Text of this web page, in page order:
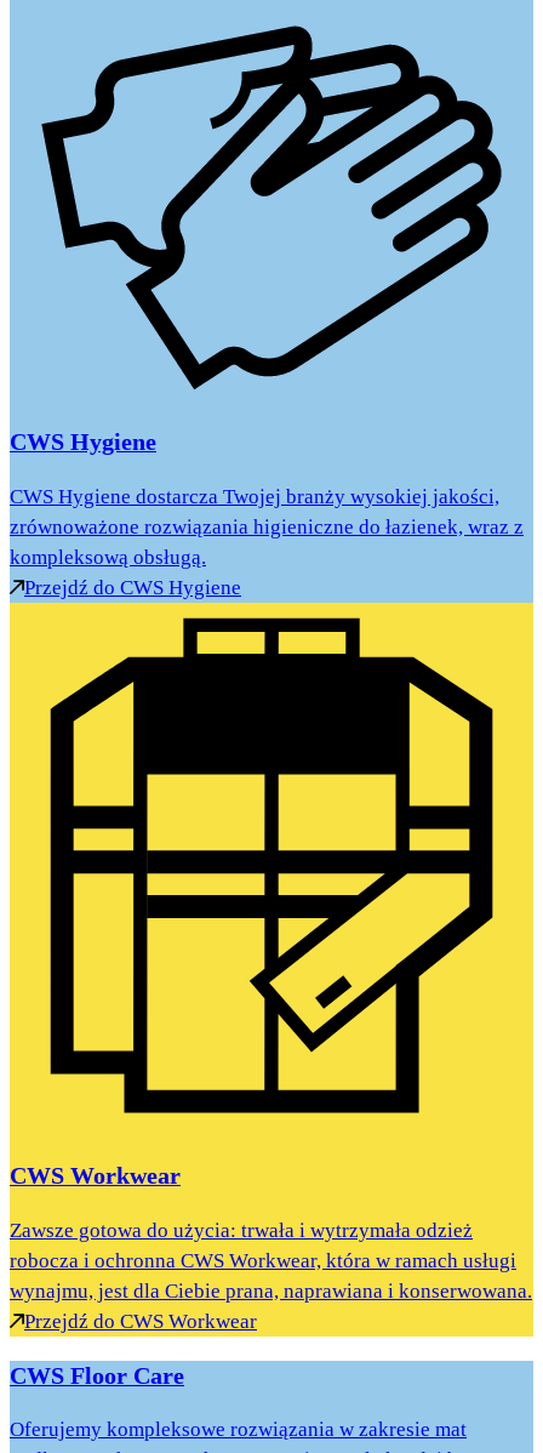
CWS Hygiene
CWS Hygiene dostarcza Twojej branży wysokiej jakości,
zrównoważone rozwiązania higieniczne do łazienek, wraz z
kompleksową obsługą.
Przejdź do CWS Hygiene
CWS Workwear
Zawsze gotowa do użycia: trwała i wytrzymała odzież
robocza i ochronna CWS Workwear, która w ramach usługi
wynajmu, jest dla Ciebie prana, naprawiana i konserwowana.
Przejdź do CWS Workwear
CWS Floor Care
Oferujemy kompleksowe rozwiązania w zakresie mat